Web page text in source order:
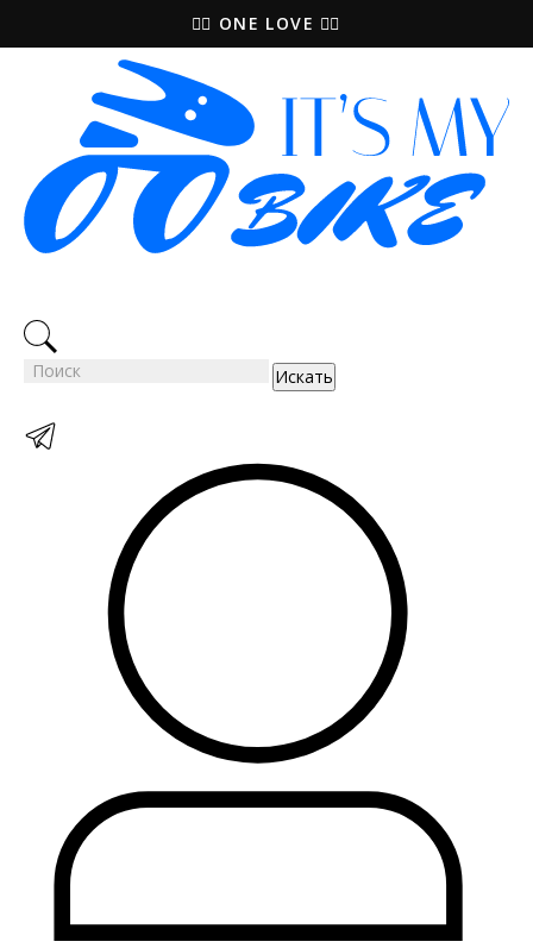
🚵‍♀️ ONE LOVE 🚴‍♀️
Искать